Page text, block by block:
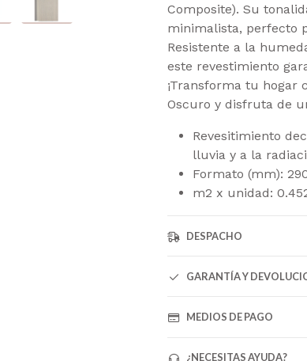
Composite). Su
minimalista, perfecto
Resistente a la
este revestimiento
¡Transforma tu hogar
Oscuro y disfruta de
Revesitimiento
lluvia y a la
Formato (mm):
m2 x unidad:
DESPACHO
GARANTÍA Y
MEDIOS DE PAGO
¿NECESITAS AYUDA?